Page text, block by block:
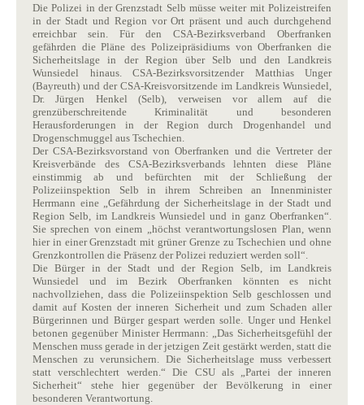
Die Polizei in der Grenzstadt Selb müsse weiter mit Polizeistreifen
in der Stadt und Region vor Ort präsent und auch durchgehend
erreichbar sein. Für den CSA-Bezirksverband Oberfranken
gefährden die Pläne des Polizeipräsidiums von Oberfranken die
Sicherheitslage in der Region über Selb und den Landkreis
Wunsiedel hinaus. CSA-Bezirksvorsitzender Matthias Unger
(Bayreuth) und der CSA-Kreisvorsitzende im Landkreis Wunsiedel,
Dr. Jürgen Henkel (Selb), verweisen vor allem auf die
grenzüberschreitende Kriminalität und besonderen
Herausforderungen in der Region durch Drogenhandel und
Drogenschmuggel aus Tschechien.
Der CSA-Bezirksvorstand von Oberfranken und die Vertreter der
Kreisverbände des CSA-Bezirksverbands lehnten diese Pläne
einstimmig ab und befürchten mit der Schließung der
Polizeiinspektion Selb in ihrem Schreiben an Innenminister
Herrmann eine „Gefährdung der Sicherheitslage in der Stadt und
Region Selb, im Landkreis Wunsiedel und in ganz Oberfranken“.
Sie sprechen von einem „höchst verantwortungslosen Plan, wenn
hier in einer Grenzstadt mit grüner Grenze zu Tschechien und ohne
Grenzkontrollen die Präsenz der Polizei reduziert werden soll“.
Die Bürger in der Stadt und der Region Selb, im Landkreis
Wunsiedel und im Bezirk Oberfranken könnten es nicht
nachvollziehen, dass die Polizeiinspektion Selb geschlossen und
damit auf Kosten der inneren Sicherheit und zum Schaden aller
Bürgerinnen und Bürger gespart werden solle. Unger und Henkel
betonen gegenüber Minister Herrmann: „Das Sicherheitsgefühl der
Menschen muss gerade in der jetzigen Zeit gestärkt werden, statt die
Menschen zu verunsichern. Die Sicherheitslage muss verbessert
statt verschlechtert werden.“ Die CSU als „Partei der inneren
Sicherheit“ stehe hier gegenüber der Bevölkerung in einer
besonderen Verantwortung.